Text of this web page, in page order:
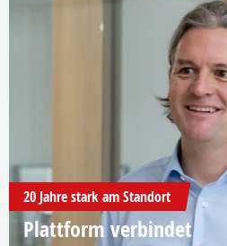
20 Jahre stark am Standort
Plattform verbindet